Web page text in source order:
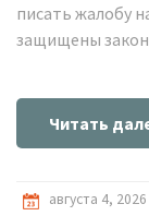
писать жалобу
защищены
Читать
августа 4, 2026